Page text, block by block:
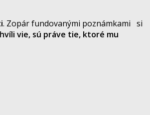
. Zopár fundovanými poznámkami si
vie, sú práve tie, ktoré mu